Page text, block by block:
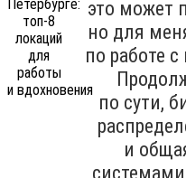
это может
но для
по работе
по сути,
и